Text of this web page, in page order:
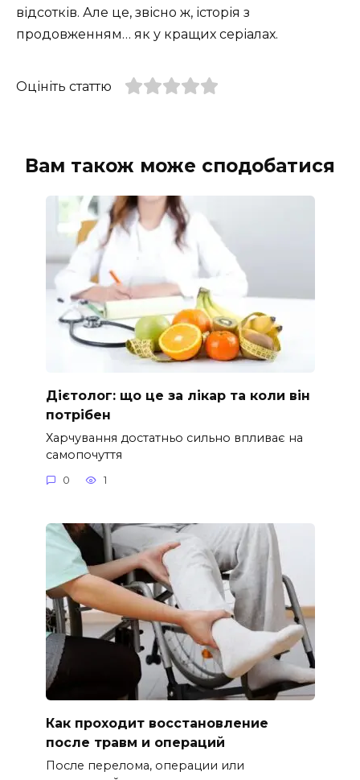
відсотків. Але це, звісно ж, історія з
продовженням… як у кращих серіалах.
Оцініть статтю
Вам також може сподобатися
Дієтолог: що це за лікар та коли він
потрібен
Харчування достатньо сильно впливає на
самопочуття
0 1
Как проходит восстановление
после травм и операций
После перелома, операции или